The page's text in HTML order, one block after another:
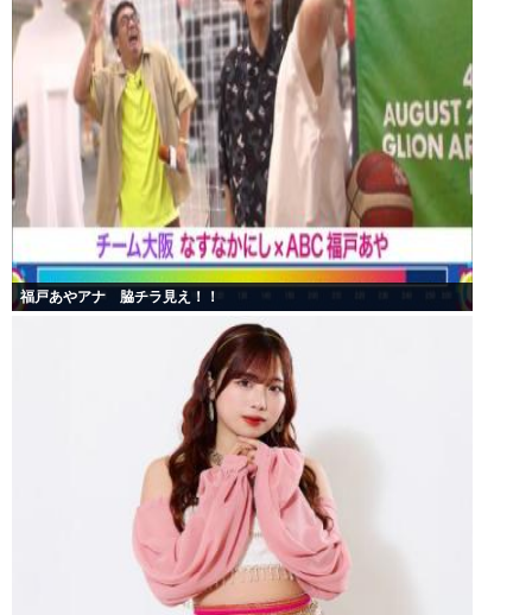
福戸あやアナ 脇チラ見え！！